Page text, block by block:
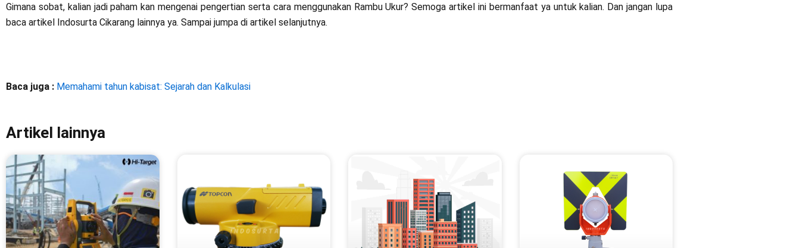
Gimana sobat, kalian jadi paham kan mengenai pengertian serta cara menggunakan Rambu Ukur? Semoga artikel ini bermanfaat ya untuk kalian. Dan jangan lupa
baca artikel Indosurta Cikarang lainnya ya. Sampai jumpa di artikel selanjutnya.
Baca juga : Memahami tahun kabisat: Sejarah dan Kalkulasi
Artikel lainnya